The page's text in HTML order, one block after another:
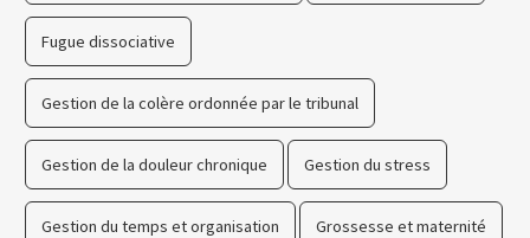
Fugue dissociative
Gestion de la colère ordonnée par le tribunal
Gestion de la douleur chronique Gestion du stress
Gestion du temps et organisation Grossesse et maternité